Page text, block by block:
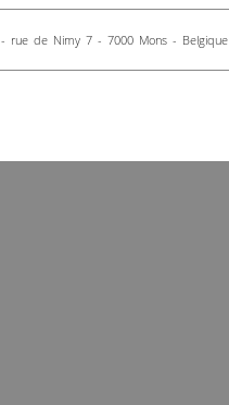
- rue de Nimy 7 - 7000 Mons -